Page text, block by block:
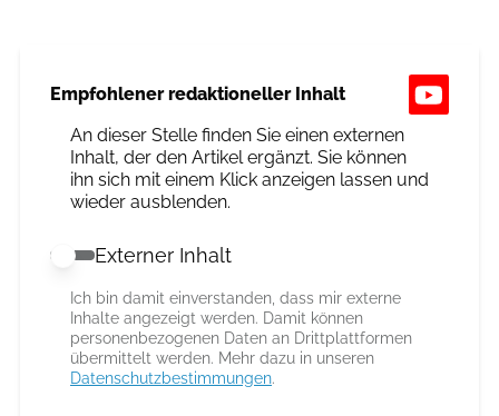
Empfohlener redaktioneller Inhalt
An dieser Stelle finden Sie einen externen
Inhalt, der den Artikel ergänzt. Sie können
ihn sich mit einem Klick anzeigen lassen und
wieder ausblenden.
Externer Inhalt erlauben
Externer Inhalt
Ich bin damit einverstanden, dass mir externe
Inhalte angezeigt werden. Damit können
personenbezogenen Daten an Drittplattformen
übermittelt werden. Mehr dazu in unseren
Datenschutzbestimmungen.